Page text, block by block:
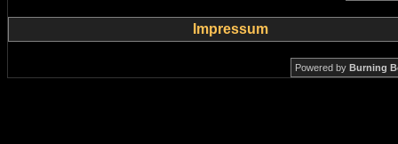
Impressum
Powered by Burning